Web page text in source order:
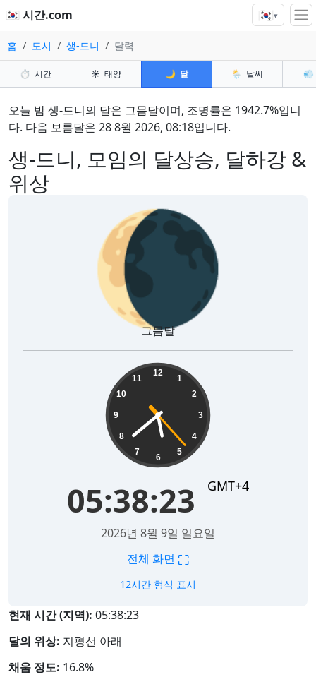
🇰🇷 시간.com 🇰🇷▾
홈 도시 생-드니 달력
⏱️ 시간 ☀️ 태양 🌙 달 🌦️ 날씨 💨
생-드니, 모임의 달상승, 달하강 &
위상
오늘 밤 생-드니의 달은 그믐달이며, 조명률은 1942.7%입니
다. 다음 보름달은 28 8월 2026, 08:18입니다.
🌘
그믐달
12
1
2
3
4
5
6
7
8
9
10
11
05:38:24 GMT+4
2026년 8월 9일 일요일
전체 화면 ⛶
12시간 형식 표시
현재 시간 (지역): 05:38:24
달의 위상: 지평선 아래
채움 정도: 16.8%